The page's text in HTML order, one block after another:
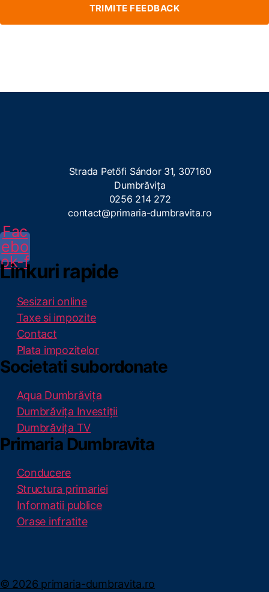
TRIMITE FEEDBACK
Strada Petőfi Sándor 31, 307160
Dumbrăvița
0256 214 272
contact@primaria-dumbravita.ro
Fac
ebo
ok-f
Linkuri rapide
Sesizari online
Taxe si impozite
Contact
Plata impozitelor
Societati subordonate
Aqua Dumbrăvița
Dumbrăvița Investiții
Dumbrăvița TV
Primaria Dumbravita
Conducere
Structura primariei
Informatii publice
Orase infratite
© 2026 primaria-dumbravita.ro